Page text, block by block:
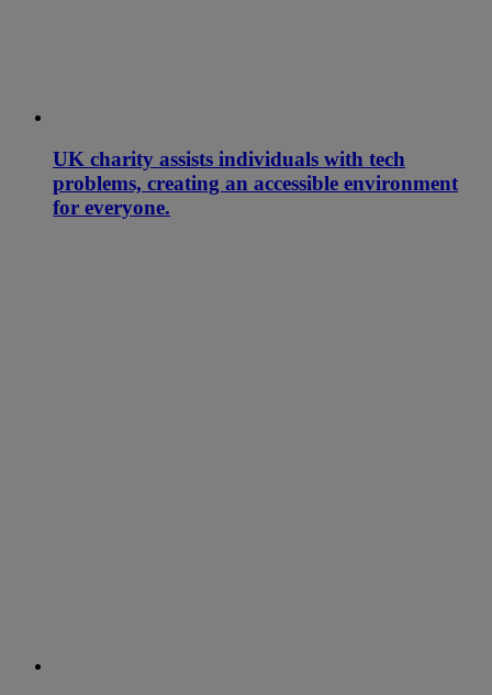
UK charity assists individuals with tech
problems, creating an accessible environment
for everyone.